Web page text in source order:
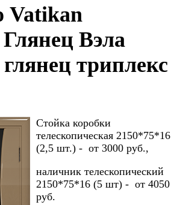
Vatikan
Вэла
триплекс
Стойка коробки
телескопическая 2150*75*16
(2,5 шт.) - от 3000 руб.,
наличник телескопический
2150*75*16 (5 шт) - от 4050
руб.